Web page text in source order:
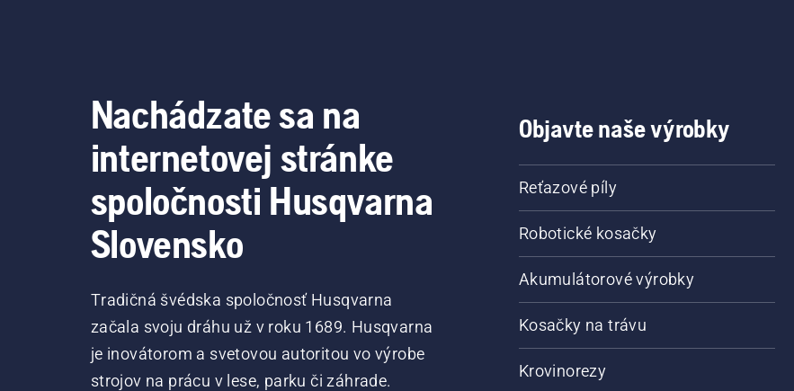
Nachádzate sa na
internetovej stránke
spoločnosti Husqvarna
Slovensko
Tradičná švédska spoločnosť Husqvarna
začala svoju dráhu už v roku 1689. Husqvarna
je inovátorom a svetovou autoritou vo výrobe
strojov na prácu v lese, parku či záhrade.
Objavte naše výrobky
Reťazové píly
Robotické kosačky
Akumulátorové výrobky
Kosačky na trávu
Krovinorezy